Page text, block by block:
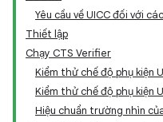
Yêu cầu về UICC đối với
Thiết lập
Chạy CTS Verifier
Kiểm thử chế độ phụ kiện
Kiểm thử chế độ phụ kiện
Hiệu chuẩn trường nhìn